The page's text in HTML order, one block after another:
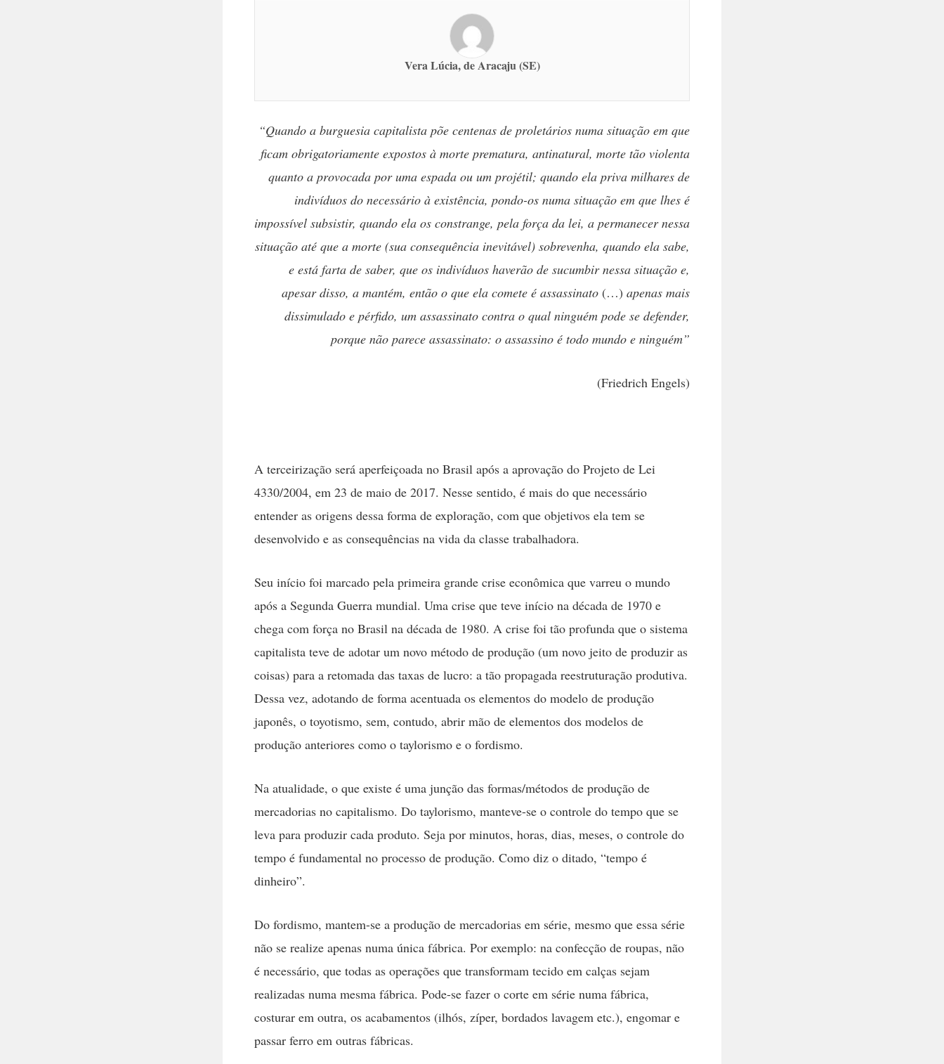
Vera Lúcia, de Aracaju (SE)
“Quando a burguesia capitalista põe centenas de proletários numa situação em que
ficam obrigatoriamente expostos à morte prematura, antinatural, morte tão violenta
quanto a provocada por uma espada ou um projétil; quando ela priva milhares de
indivíduos do necessário à existência, pondo-os numa situação em que lhes é
impossível subsistir, quando ela os constrange, pela força da lei, a permanecer nessa
situação até que a morte (sua consequência inevitável) sobrevenha, quando ela sabe,
e está farta de saber, que os indivíduos haverão de sucumbir nessa situação e,
apesar disso, a mantém, então o que ela comete é assassinato (…) apenas mais
dissimulado e pérfido, um assassinato contra o qual ninguém pode se defender,
porque não parece assassinato: o assassino é todo mundo e ninguém”
(Friedrich Engels)
A terceirização será aperfeiçoada no Brasil após a aprovação do Projeto de Lei
4330/2004, em 23 de maio de 2017. Nesse sentido, é mais do que necessário
entender as origens dessa forma de exploração, com que objetivos ela tem se
desenvolvido e as consequências na vida da classe trabalhadora.
Seu início foi marcado pela primeira grande crise econômica que varreu o mundo
após a Segunda Guerra mundial. Uma crise que teve início na década de 1970 e
chega com força no Brasil na década de 1980. A crise foi tão profunda que o sistema
capitalista teve de adotar um novo método de produção (um novo jeito de produzir as
coisas) para a retomada das taxas de lucro: a tão propagada reestruturação produtiva.
Dessa vez, adotando de forma acentuada os elementos do modelo de produção
japonês, o toyotismo, sem, contudo, abrir mão de elementos dos modelos de
produção anteriores como o taylorismo e o fordismo.
Na atualidade, o que existe é uma junção das formas/métodos de produção de
mercadorias no capitalismo. Do taylorismo, manteve-se o controle do tempo que se
leva para produzir cada produto. Seja por minutos, horas, dias, meses, o controle do
tempo é fundamental no processo de produção. Como diz o ditado, “tempo é
dinheiro”.
Do fordismo, mantem-se a produção de mercadorias em série, mesmo que essa série
não se realize apenas numa única fábrica. Por exemplo: na confecção de roupas, não
é necessário, que todas as operações que transformam tecido em calças sejam
realizadas numa mesma fábrica. Pode-se fazer o corte em série numa fábrica,
costurar em outra, os acabamentos (ilhós, zíper, bordados lavagem etc.), engomar e
passar ferro em outras fábricas.